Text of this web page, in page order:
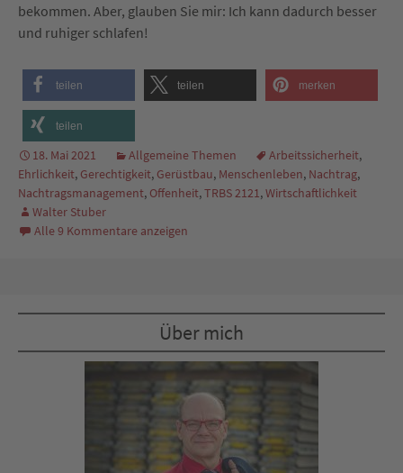
bekommen. Aber, glauben Sie mir: Ich kann dadurch besser
und ruhiger schlafen!
teilen teilen merken
teilen
18. Mai 2021 Allgemeine Themen Arbeitssicherheit,
Ehrlichkeit, Gerechtigkeit, Gerüstbau, Menschenleben, Nachtrag,
Nachtragsmanagement, Offenheit,TRBS 2121,Wirtschaftlichkeit
Walter Stuber
Alle 9 Kommentare anzeigen
Über mich